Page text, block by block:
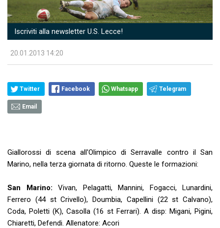
Iscriviti alla newsletter U.S. Lecce!
20.01.2013 14:20
Twitter Facebook Whatsapp Telegram
Email
Giallorossi di scena all'Olimpico di Serravalle contro il San
Marino, nella terza giornata di ritorno. Queste le formazioni:
San Marino: Vivan, Pelagatti, Mannini, Fogacci, Lunardini,
Ferrero (44 st Crivello), Doumbia, Capellini (22 st Calvano),
Coda, Poletti (K), Casolla (16 st Ferrari). A disp: Migani, Pigini,
Chiaretti, Defendi. Allenatore: Acori